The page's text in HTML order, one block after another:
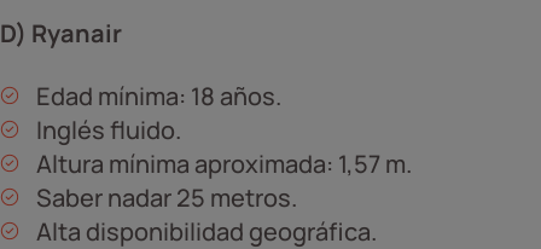
D) Ryanair
Edad mínima: 18 años.
Inglés fluido.
Altura mínima aproximada: 1,57 m.
Saber nadar 25 metros.
Alta disponibilidad geográfica.